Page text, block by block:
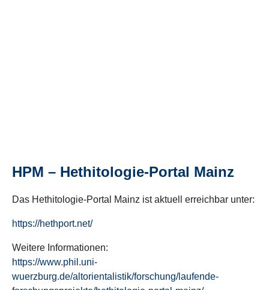
HPM – Hethitologie-Portal Mainz
Das Hethitologie-Portal Mainz ist aktuell erreichbar unter:
https://hethport.net/
Weitere Informationen:
https://www.phil.uni-
wuerzburg.de/altorientalistik/forschung/laufende-